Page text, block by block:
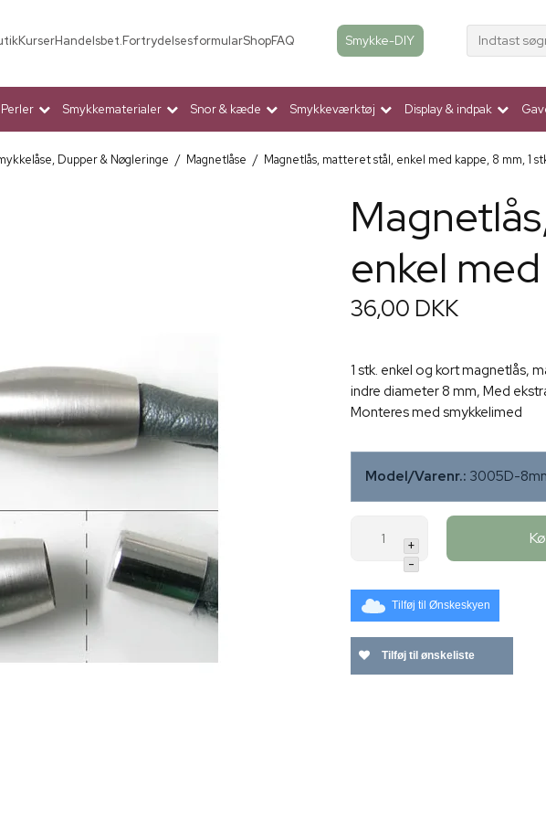
KurserHandelsbet.FortrydelsesformularShopFAQ Smykke-DIY Indtast
Perler Smykkematerialer Snor & kæde Smykkeværktøj Display & indpak
Dupper & Nøgleringe / Magnetlåse / Magnetlås, matteret stål, enkel med kappe, 8 mm, 1
enkel
36,00 DKK
1 stk. enkel og kort magnetlås,
indre diameter 8 mm, Med
Monteres med smykkelimed
Model/Varenr.: 3005D-
+
-
Tilføj til Ønskeskyen
Tilføj til ønskeliste